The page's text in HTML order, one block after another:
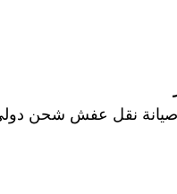
صيانة نقل عفش شحن